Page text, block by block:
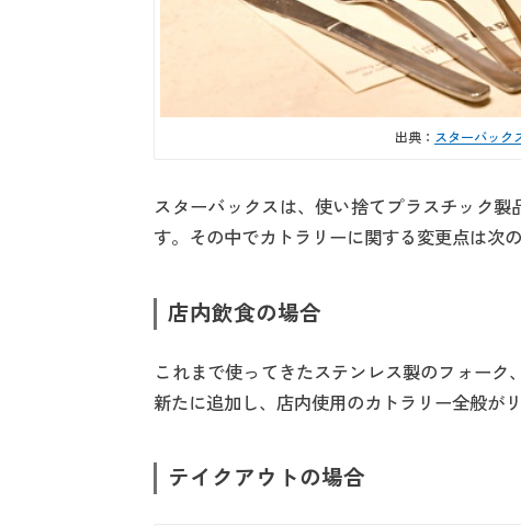
出典： スターバック
スターバックスは、使い捨てプラスチック
す。その中でカトラリーに関する変更点は次の
店内飲食の場合
これまで使ってきたステンレス製のフォー
新たに追加し、店内使用のカトラリー全般が
テイクアウトの場合